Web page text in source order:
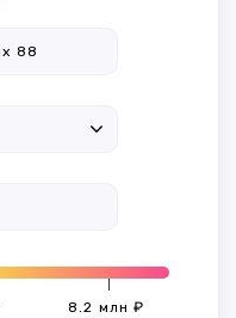
8.2 млн ₽